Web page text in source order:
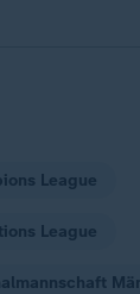
League
League